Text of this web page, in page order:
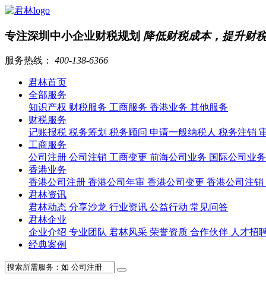
专注深圳中小企业财税规划 降低财税成本，提升财
服务热线： 400-138-6366
君林首页
全部服务
知识产权 财税服务 工商服务 香港业务 其他服务
财税服务
记账报税 税务筹划 税务顾问 申请一般纳税人 税务注销
工商服务
公司注册 公司注销 工商变更 前海公司业务 国际公司业
香港业务
香港公司注册 香港公司年审 香港公司变更 香港公司注销
君林资讯
君林动态 分享沙龙 行业资讯 公益行动 常见问答
君林企业
企业介绍 专业团队 君林风采 荣誉资质 合作伙伴 人才招
经典案例